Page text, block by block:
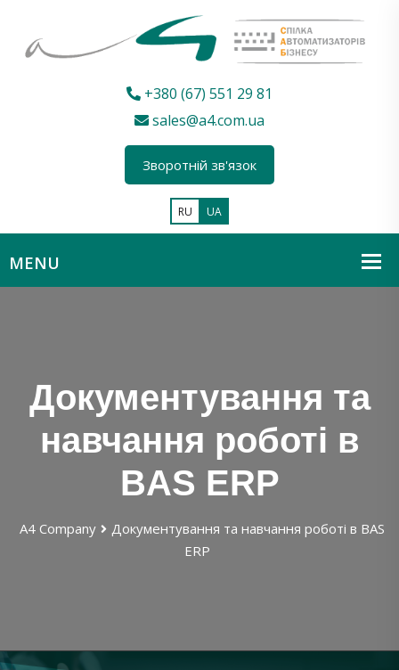
+380 (67) 551 29 81
sales@a4.com.ua
Зворотній зв'язок
RU UA
Документування та
навчання роботі в
BAS ERP
А4 Company
Документування та навчання роботі в BAS
ERP